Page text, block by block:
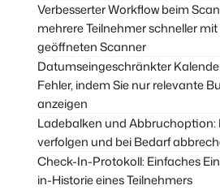
Verbesserter Workflow beim
mehrere Teilnehmer schneller
geöffneten Scanner
Datumseingeschränkter
Fehler, indem Sie nur relevante
anzeigen
Ladebalken und
verfolgen und bei Bedarf
Check-In-Protokoll: Einfaches
in-Historie eines Teilnehmers